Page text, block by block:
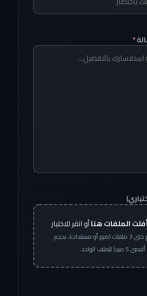
*
الملفات هناأو انقر للاختيار
يمكنك رفع حتى 3 ملفات (صور أو مستندات)، بحجم
أقصى 5 ميجا للملف الواحد.